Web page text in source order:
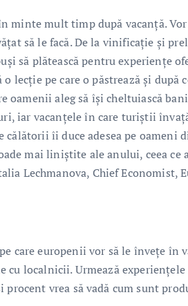
minte mult timp după vacanță.
să le facă. De la vinificație și
să plătească pentru experiențe
pe care o păstrează și după
oamenii aleg să își cheltuiască
iar vacanțele în care turiștii
călătorii îi duce adesea pe oameni
mai liniștite ale anului, ceea
Lechmanova, Chief Economist,
europenii vor să le învețe în
cu localnicii. Urmează
vrea să vadă cum sunt